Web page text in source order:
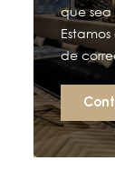
que
de